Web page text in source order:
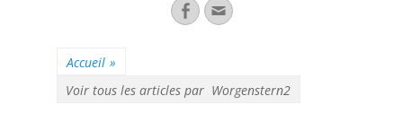
FacebookAdresse
de
Accueil »
Voir tous les articles par Worgenstern2